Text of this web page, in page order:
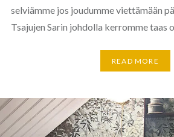
selviämme jos joudumme viettämään
Tsajujen Sarin johdolla kerromme taas
READ MORE